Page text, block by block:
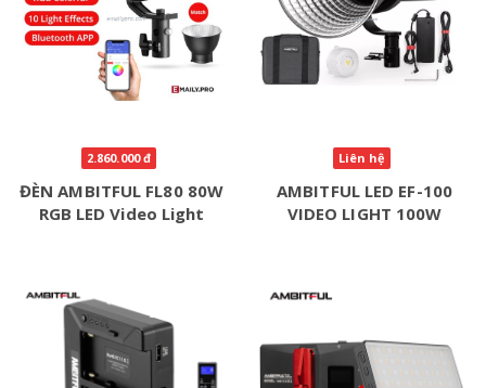
2.860.000 đ
ĐÈN AMBITFUL FL80 80W
RGB LED Video Light
Liên hệ
AMBITFUL LED EF-100
VIDEO LIGHT 100W